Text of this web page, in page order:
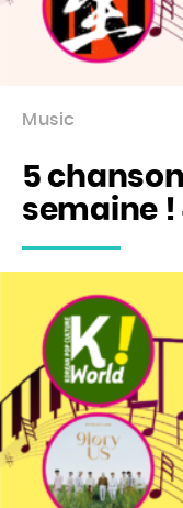
Music
5
semaine !